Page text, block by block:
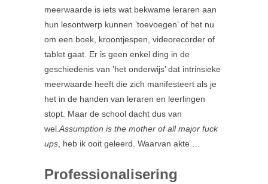
meerwaarde is iets wat bekwame leraren aan
hun lesontwerp kunnen ’toevoegen’ of het nu
om een boek, kroontjespen, videorecorder of
tablet gaat. Er is geen enkel ding in de
geschiedenis van ’het onderwijs’ dat intrinsieke
meerwaarde heeft die zich manifesteert als je
het in de handen van leraren en leerlingen
stopt. Maar de school dacht dus van
wel. Assumption is the mother of all major fuck
ups , heb ik ooit geleerd. Waarvan akte …
Professionalisering